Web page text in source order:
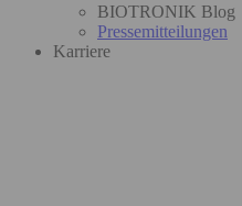
BIOTRONIK Blog
Pressemitteilungen
Karriere